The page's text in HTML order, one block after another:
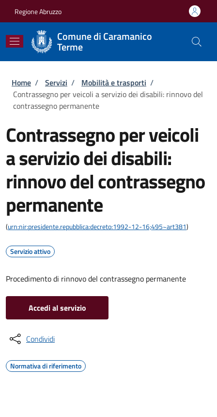
Regione Abruzzo
Comune di Caramanico
Terme
Briciole di pane
Home / Servizi / Mobilità e trasporti /
Contrassegno per veicoli a servizio dei disabili: rinnovo del
contrassegno permanente
Contrassegno per veicoli
a servizio dei disabili:
rinnovo del contrassegno
permanente
(urn:nir:presidente.repubblica:decreto:1992-12-16;495~art381)
Servizio attivo
Procedimento di rinnovo del contrassegno permanente
Accedi al servizio
Condividi
Normativa di riferimento